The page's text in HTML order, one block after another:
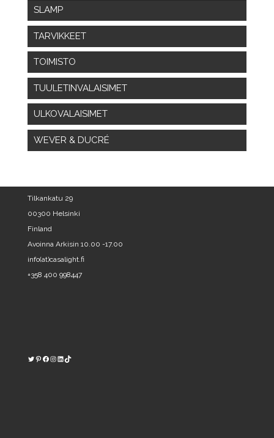
SLAMP
TARVIKKEET
TOIMISTO
TUULETINVALAISIMET
ULKOVALAISIMET
WEVER & DUCRÉ
Tilkankatu 29
00300 Helsinki
Finland
Avoinna Arkisin 10.00 -17.00
info(at)casalight.fi
+358 400 998447
Twitter
Pinterest
https://www.facebook.com/kodinvalaisin/
Instagram
LinkedIn
TikTok